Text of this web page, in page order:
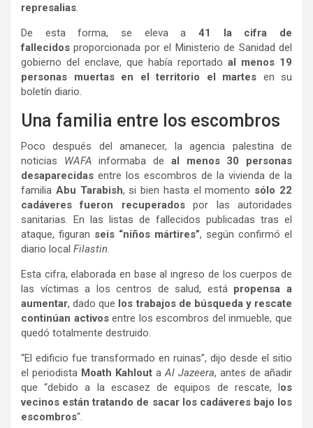
represalias.
De esta forma, se eleva a 41 la cifra de
fallecidos proporcionada por el Ministerio de Sanidad del
gobierno del enclave, que había reportado al menos 19
personas muertas en el territorio el martes en su
boletín diario.
Una familia entre los escombros
Poco después del amanecer, la agencia palestina de
noticias WAFAinformaba de al menos 30 personas
desaparecidas entre los escombros de la vivienda de la
familia Abu Tarabish, si bien hasta el momento sólo 22
cadáveres fueron recuperadospor las autoridades
sanitarias. En las listas de fallecidos publicadas tras el
ataque, figuran seis “niños mártires”, según confirmó el
diario local Filastin.
Esta cifra, elaborada en base al ingreso de los cuerpos de
las víctimas a los centros de salud, está propensa a
aumentar, dado que los trabajos de búsqueda y rescate
continúan activosentre los escombros del inmueble, que
quedó totalmente destruido.
“El edificio fue transformado en ruinas”, dijo desde el sitio
el periodista Moath Kahlout aAl Jazeera, antes de añadir
que “debido a la escasez de equipos de rescate, los
vecinos están tratando de sacar los cadáveres bajo los
escombros“.